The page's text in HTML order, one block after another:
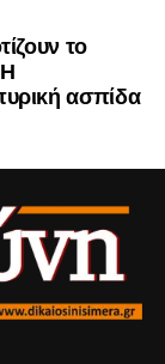
το
ασπίδα